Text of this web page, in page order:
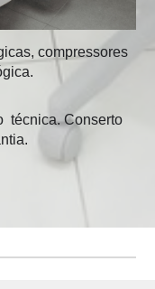
compressores
técnica. Conserto